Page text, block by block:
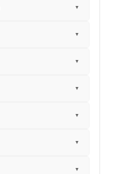
▼
▼
▼
▼
▼
▼
▼